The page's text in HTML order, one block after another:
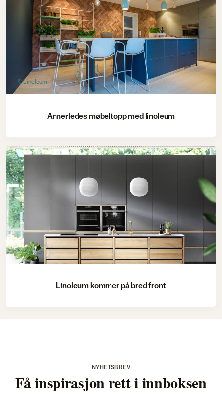
Linoleum
Annerledes møbeltopp med linoleum
Kjøkken
Linoleum kommer på bred front
NYHETSBREV
Få inspirasjon rett i innboksen